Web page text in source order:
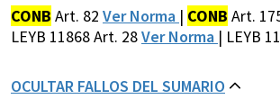
CONB Art. 82 Ver Norma | CONB Art.
LEYB 11868 Art. 28Ver Norma | LEYB
OCULTAR FALLOS DEL SUMARIO